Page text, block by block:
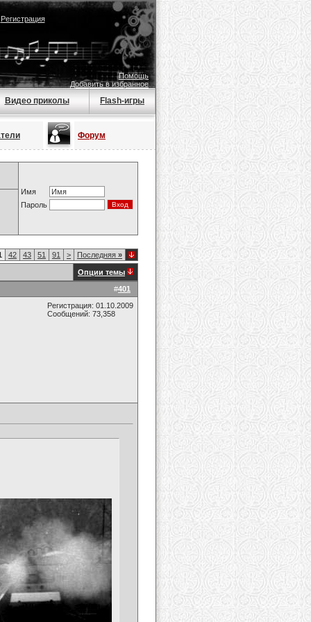
Регистрация
Помощь
Добавить в избранное
Видео приколы Flash-игры
Форум
Имя
Пароль
42 43 51 91 > Последняя »
Опции темы
#401
Регистрация: 01.10.2009
Сообщений: 73,358